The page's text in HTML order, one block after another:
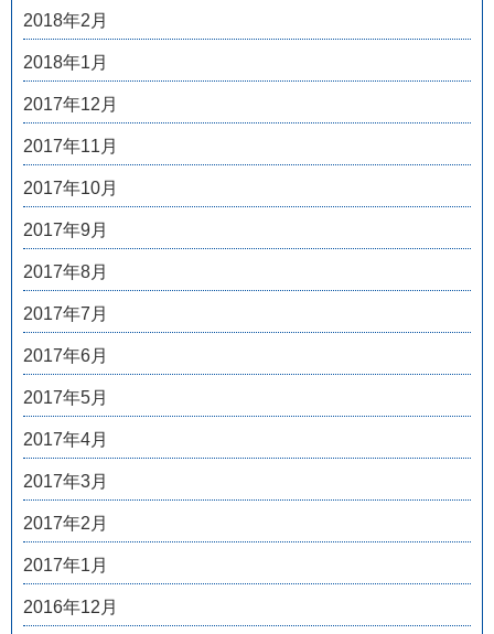
2018年2月
2018年1月
2017年12月
2017年11月
2017年10月
2017年9月
2017年8月
2017年7月
2017年6月
2017年5月
2017年4月
2017年3月
2017年2月
2017年1月
2016年12月